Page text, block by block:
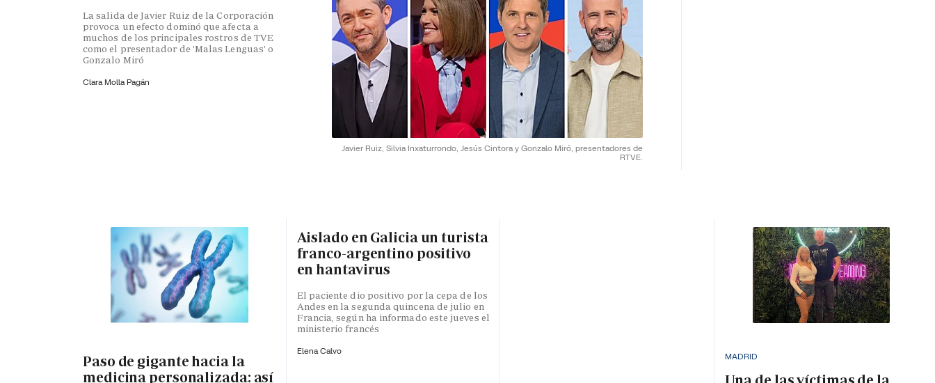
Javier Ruiz, Silvia Inxaturrondo, Jesús Cintora y Gonzalo Miró, presentadores de
RTVE.
La salida de Javier Ruiz de la Corporación
provoca un efecto dominó que afecta a
muchos de los principales rostros de TVE
como el presentador de 'Malas Lenguas' o
Gonzalo Miró
Clara Molla Pagán
Paso de gigante hacia la
medicina personalizada: así
Aislado en Galicia un turista
franco-argentino positivo
en hantavirus
El paciente dio positivo por la cepa de los
Andes en la segunda quincena de julio en
Francia, según ha informado este jueves el
ministerio francés
Elena Calvo
MADRID